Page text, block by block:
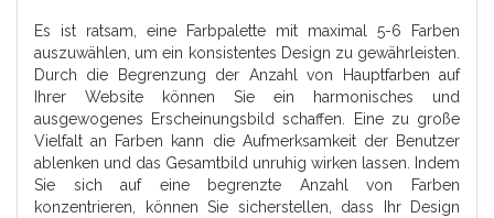
Es ist ratsam, eine Farbpalette mit maximal 5-6 Farben
auszuwählen, um ein konsistentes Design zu gewährleisten.
Durch die Begrenzung der Anzahl von Hauptfarben auf
Ihrer Website können Sie ein harmonisches und
ausgewogenes Erscheinungsbild schaffen. Eine zu große
Vielfalt an Farben kann die Aufmerksamkeit der Benutzer
ablenken und das Gesamtbild unruhig wirken lassen. Indem
Sie sich auf eine begrenzte Anzahl von Farben
konzentrieren, können Sie sicherstellen, dass Ihr Design